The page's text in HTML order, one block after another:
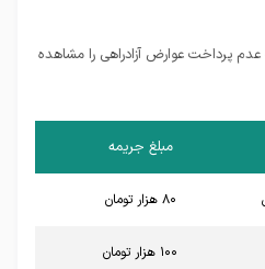
پرداخت عوارض آزادراهی را مشاهده
مبلغ جریمه
۸۰ هزار تومان
۱۰۰ هزار تومان